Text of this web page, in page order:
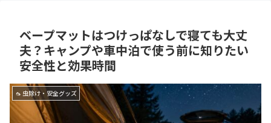
ベープマットはつけっぱなしで寝ても大丈
夫？キャンプや車中泊で使う前に知りたい
安全性と効果時間
🦟 虫除け・安全グッズ